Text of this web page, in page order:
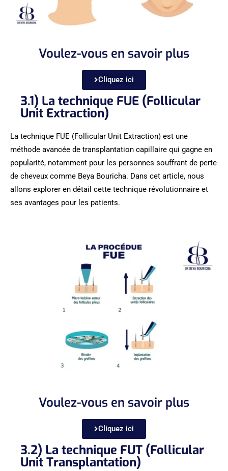
Voulez-vous en savoir plus
Cliquez ici
3.1) La technique FUE (Follicular
Unit Extraction)
La technique FUE (Follicular Unit Extraction) est une
méthode avancée de transplantation capillaire qui gagne en
popularité, notamment pour les personnes souffrant de perte
de cheveux comme Beya Bouricha. Dans cet article, nous
allons explorer en détail cette technique révolutionnaire et
ses avantages pour les patients.
Voulez-vous en savoir plus
Cliquez ici
3.2) La technique FUT (Follicular
Unit Transplantation)